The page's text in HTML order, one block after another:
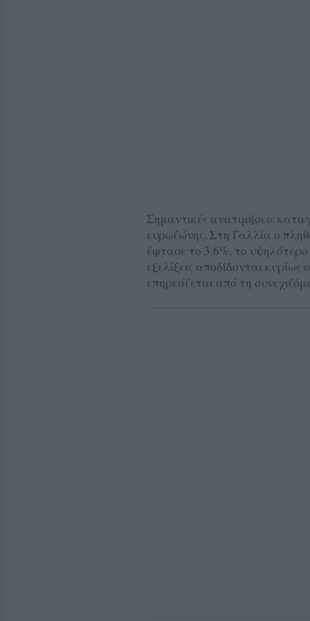
Σημαντικές ανατιμήσεις
ευρωζώνης. Στη Γαλλία ο
έφτασε το 3,6%, το
εξελίξεις αποδίδονται
επηρεάζεται από τη